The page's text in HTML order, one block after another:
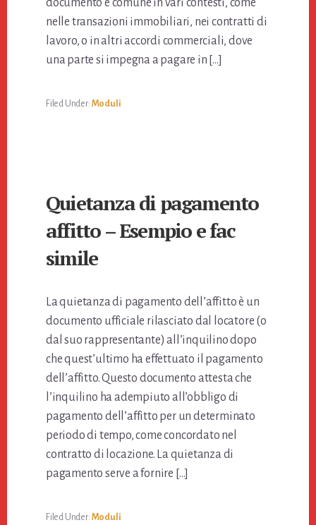
documento è comune in vari contesti, come
nelle transazioni immobiliari, nei contratti di
lavoro, o in altri accordi commerciali, dove
una parte si impegna a pagare in […]
Filed Under: Moduli
Quietanza di pagamento
affitto – Esempio e fac
simile
La quietanza di pagamento dell’affitto è un
documento ufficiale rilasciato dal locatore (o
dal suo rappresentante) all’inquilino dopo
che quest’ultimo ha effettuato il pagamento
dell’affitto. Questo documento attesta che
l’inquilino ha adempiuto all’obbligo di
pagamento dell’affitto per un determinato
periodo di tempo, come concordato nel
contratto di locazione. La quietanza di
pagamento serve a fornire […]
Filed Under: Moduli